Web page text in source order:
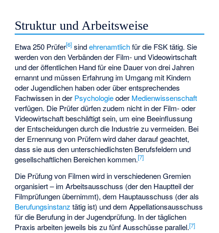
Struktur und Arbeitsweise
Etwa 250 Prüfer[6] sindehrenamtlichfür die FSK tätig. Sie
werden von den Verbänden der Film- und Videowirtschaft
und der öffentlichen Hand für eine Dauer von drei Jahren
ernannt und müssen Erfahrung im Umgang mit Kindern
oder Jugendlichen haben oder über entsprechendes
Fachwissen in der Psychologieoder Medienwissenschaft
verfügen. Die Prüfer dürfen zudem nicht in der Film- oder
Videowirtschaft beschäftigt sein, um eine Beeinflussung
der Entscheidungen durch die Industrie zu vermeiden. Bei
der Ernennung von Prüfern wird daher darauf geachtet,
dass sie aus den unterschiedlichsten Berufsfeldern und
gesellschaftlichen Bereichen kommen.[7]
Die Prüfung von Filmen wird in verschiedenen Gremien
organisiert – im Arbeitsausschuss (der den Hauptteil der
Filmprüfungen übernimmt), dem Hauptausschuss (der als
Berufungsinstanz tätig ist) und dem Appellationsausschuss
für die Berufung in der Jugendprüfung. In der täglichen
Praxis arbeiten jeweils bis zu fünf Ausschüsse parallel.[7]